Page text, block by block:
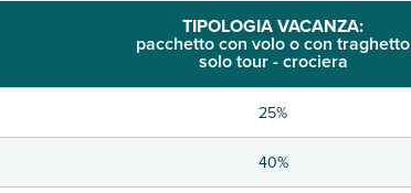
TIPOLOGIA VACANZA:
pacchetto con volo o con traghetto
solo tour - crociera
25%
40%